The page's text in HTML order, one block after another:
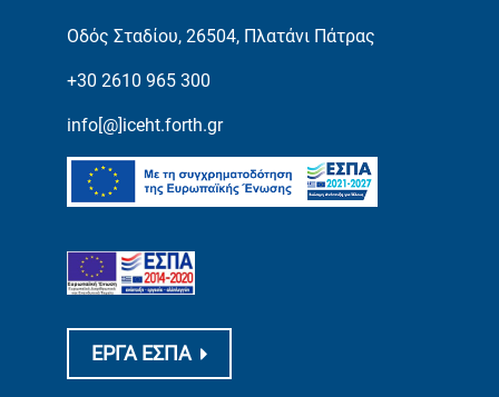
Οδός Σταδίου, 26504, Πλατάνι Πάτρας
+30 2610 965 300
info[@]iceht.forth.gr
ΕΡΓΑ ΕΣΠΑ